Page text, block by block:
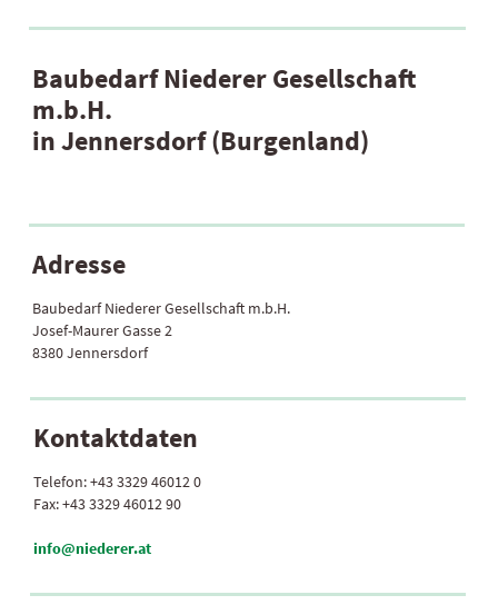
Baubedarf Niederer Gesellschaft
m.b.H.
in Jennersdorf (Burgenland)
Adresse
Baubedarf Niederer Gesellschaft m.b.H.
Josef-Maurer Gasse 2
8380 Jennersdorf
Kontaktdaten
Telefon:+43 3329 46012 0
Fax:+43 3329 46012 90
info@niederer.at